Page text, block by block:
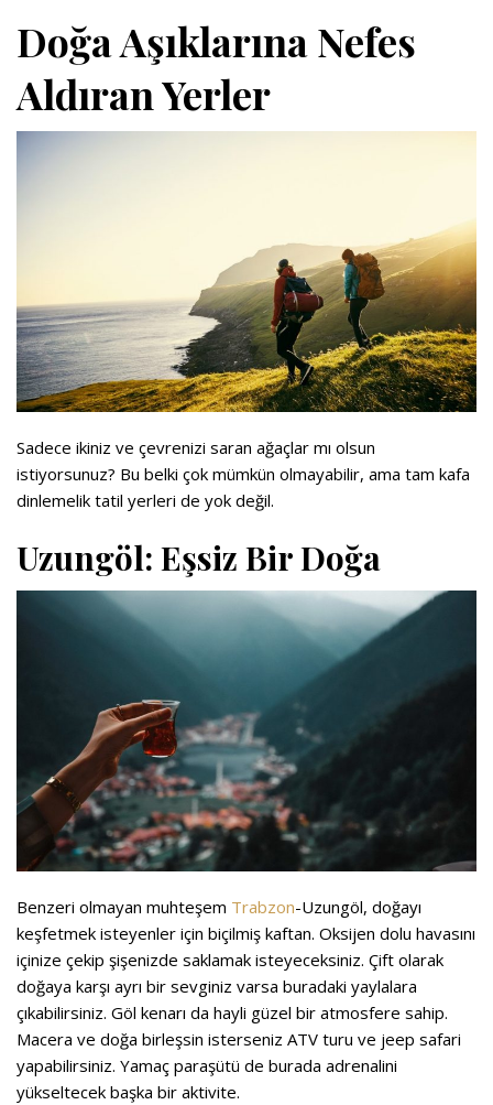
Doğa Aşıklarına Nefes
Aldıran Yerler
Sadece ikiniz ve çevrenizi saran ağaçlar mı olsun
istiyorsunuz? Bu belki çok mümkün olmayabilir, ama tam kafa
dinlemelik tatil yerleri de yok değil.
Uzungöl: Eşsiz Bir Doğa
Benzeri olmayan muhteşem Trabzon-Uzungöl, doğayı
keşfetmek isteyenler için biçilmiş kaftan. Oksijen dolu havasını
içinize çekip şişenizde saklamak isteyeceksiniz. Çift olarak
doğaya karşı ayrı bir sevginiz varsa buradaki yaylalara
çıkabilirsiniz. Göl kenarı da hayli güzel bir atmosfere sahip.
Macera ve doğa birleşsin isterseniz ATV turu ve jeep safari
yapabilirsiniz. Yamaç paraşütü de burada adrenalini
yükseltecek başka bir aktivite.